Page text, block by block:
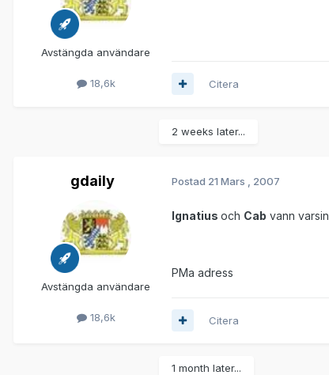
Avstängda användare
18,6k Citera
2 weeks later...
gdaily
Avstängda användare
18,6k
Postad 21 Mars , 2007
Ignatius och Cab vann
PMa adress
Citera
1 month later...